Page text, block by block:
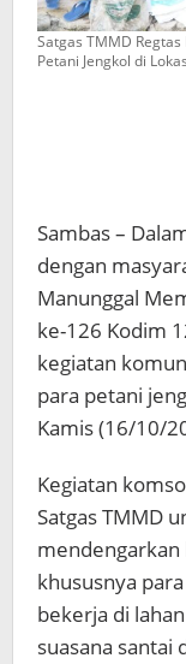
Satgas TMMD
Petani Jengkol di
Sambas –
dengan
Manunggal
ke-126 Kodim
kegiatan
para petani
Kamis (16/10/
Kegiatan
Satgas TMMD
mendengarkan
khususnya
bekerja di
suasana santai